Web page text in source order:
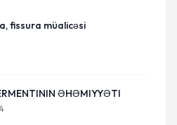
fissura müalicəsi
ƏHƏMIYYƏTI